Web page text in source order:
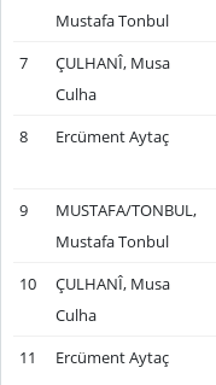
Mustafa Tonbul
7
ÇULHANÎ, Musa
Culha
8 Ercüment Aytaç
9
MUSTAFA/TONBUL,
Mustafa Tonbul
10
ÇULHANÎ, Musa
Culha
11 Ercüment Aytaç